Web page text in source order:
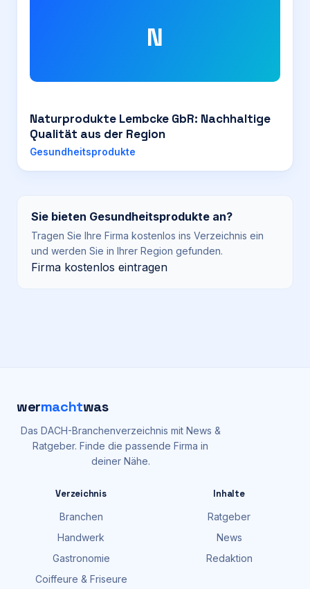
N
Naturprodukte Lembcke GbR: Nachhaltige
Qualität aus der Region
Gesundheitsprodukte
Sie bieten Gesundheitsprodukte an?
Tragen Sie Ihre Firma kostenlos ins Verzeichnis ein
und werden Sie in Ihrer Region gefunden.
Firma kostenlos eintragen
wermachtwas
Das DACH-Branchenverzeichnis mit News &
Ratgeber. Finde die passende Firma in
deiner Nähe.
Verzeichnis
Branchen
Handwerk
Gastronomie
Coiffeure & Friseure
Inhalte
Ratgeber
News
Redaktion